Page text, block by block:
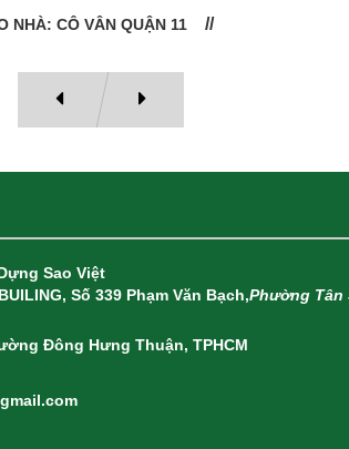
CÔNG TRỌN GÓI QUẬN 6
Sao Việt
Số 339 Phạm Văn Bạch,Phường Tân
Đông Hưng Thuận, TPHCM